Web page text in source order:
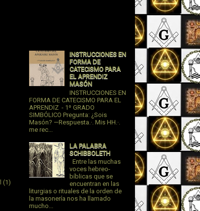
(1)
INSTRUCCIONES EN
FORMA DE
CATECISMO PARA
EL APRENDIZ
MASÓN
INSTRUCCIONES EN
FORMA DE CATECISMO PARA EL
APRENDIZ - 1º GRADO
SIMBÓLICO Pregunta: ¿Sois
Masón? —Respuesta.·. Mis HH.·.
me rec...
LA PALABRA
SCHIBBOLETH
Entre las muchas
voces hebreo-
bíblicas que se
encuentran en las
liturgias o rituales de la orden de
la masonería nos ha llamado
mucho...